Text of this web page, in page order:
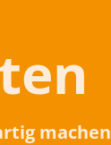
machen